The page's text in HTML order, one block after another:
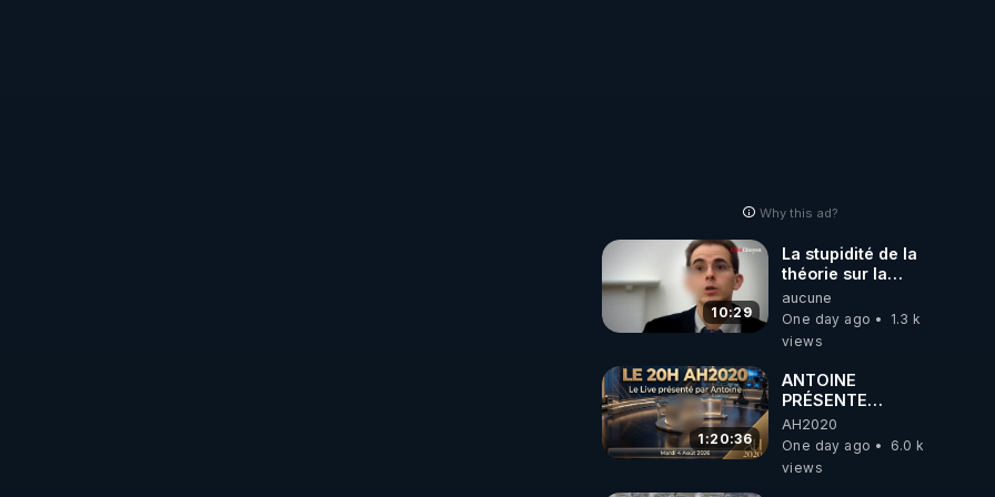
Why this ad?
10:29
La stupidité de la
théorie sur la
responsabilité de
l’homme
concernant le
carbone.
aucune
One day ago
1.3 k
views
1:20:36
ANTOINE
PRÉSENTE
AH2020 LE LIVE
20H ***DU
04/08/2026***
AH2020
One day ago
6.0 k
views